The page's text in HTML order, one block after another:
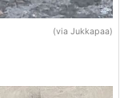
(via Jukkapaa)